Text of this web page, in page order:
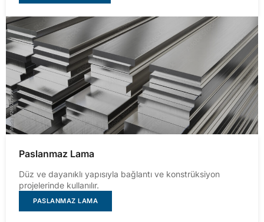
Paslanmaz Lama
Düz ve dayanıklı yapısıyla bağlantı ve konstrüksiyon
projelerinde kullanılır.
PASLANMAZ LAMA